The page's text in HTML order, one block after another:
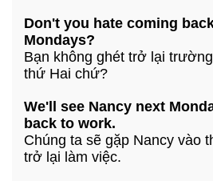
Don't you hate coming
Mondays?
Bạn không ghét trở lại
thứ Hai chứ?
We'll see Nancy next
back to work.
Chúng ta sẽ gặp Nancy vào
trở lại làm việc.